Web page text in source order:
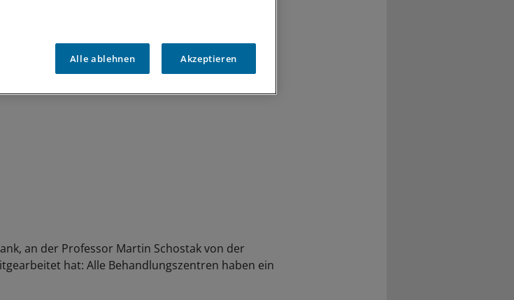
HIFU-Therapie sowie
an der Professor Martin Schostak von der
hat: Alle Behandlungszentren haben ein
Alle ablehnen Akzeptieren